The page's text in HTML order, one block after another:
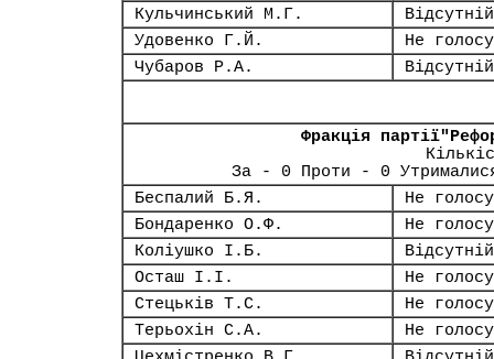
Кульчинський М.Г.
Відсутній
Удовенко Г.Й.
Не
Чубаров Р.А.
Відсутній
Фракція
За - 0 Проти - 0
Беспалий Б.Я.
Не
Бондаренко О.Ф.
Не
Коліушко І.Б.
Відсутній
Осташ І.І.
Не
Стецьків Т.С.
Не
Терьохін С.А.
Не